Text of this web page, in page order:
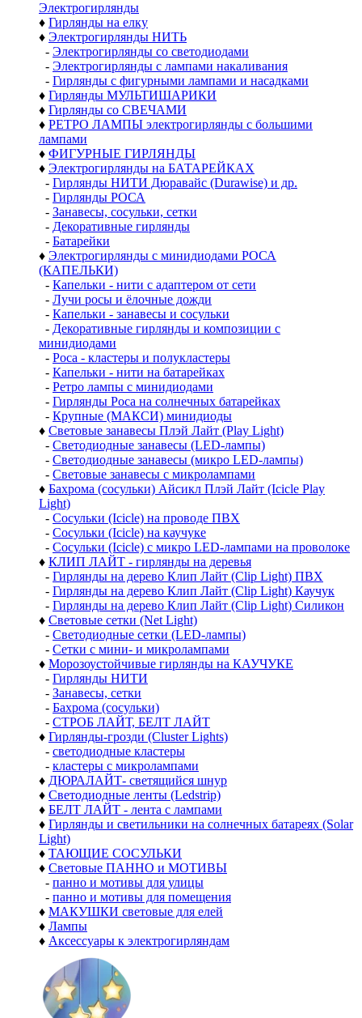
Электро­гирлянды
♦ Гирлянды на елку
♦ Электрогирлянды НИТЬ
- Электрогирлянды со светодиодами
- Электрогирлянды с лампами накаливания
- Гирлянды с фигурными лампами и насадками
♦ Гирлянды МУЛЬТИШАРИКИ
♦ Гирлянды со СВЕЧАМИ
♦ РЕТРО ЛАМПЫ электрогирлянды с большими
лампами
♦ ФИГУРНЫЕ ГИРЛЯНДЫ
♦ Электрогирлянды на БАТАРЕЙКАХ
- Гирлянды НИТИ Дюравайс (Durawise) и др.
- Гирлянды РОСА
- Занавесы, сосульки, сетки
- Декоративные гирлянды
- Батарейки
♦ Электрогирлянды с минидиодами РОСА
(КАПЕЛЬКИ)
- Капельки - нити с адаптером от сети
- Лучи росы и ёлочные дожди
- Капельки - занавесы и сосульки
- Декоративные гирлянды и композиции с
минидиодами
- Роса - кластеры и полукластеры
- Капельки - нити на батарейках
- Ретро лампы с минидиодами
- Гирлянды Роса на солнечных батарейках
- Крупные (МАКСИ) минидиоды
♦ Световые занавесы Плэй Лайт (Play Light)
- Светодиодные занавесы (LED-лампы)
- Светодиодные занавесы (микро LED-лампы)
- Световые занавесы с микролампами
♦ Бахрома (сосульки) Айсикл Плэй Лайт (Icicle Play
Light)
- Сосульки (Icicle) на проводе ПВХ
- Сосульки (Icicle) на каучуке
- Сосульки (Icicle) с микро LED-лампами на проволоке
♦ КЛИП ЛАЙТ - гирлянды на деревья
- Гирлянды на дерево Клип Лайт (Clip Light) ПВХ
- Гирлянды на дерево Клип Лайт (Clip Light) Каучук
- Гирлянды на дерево Клип Лайт (Clip Light) Силикон
♦ Световые сетки (Net Light)
- Светодиодные сетки (LED-лампы)
- Сетки с мини- и микролампами
♦ Морозоустойчивые гирлянды на КАУЧУКЕ
- Гирлянды НИТИ
- Занавесы, сетки
- Бахрома (сосульки)
- СТРОБ ЛАЙТ, БЕЛТ ЛАЙТ
♦ Гирлянды-грозди (Cluster Lights)
- светодиодные кластеры
- кластеры с микролампами
♦ ДЮРАЛАЙТ- светящийся шнур
♦ Светодиодные ленты (Ledstrip)
♦ БЕЛТ ЛАЙТ - лента с лампами
♦ Гирлянды и светильники на солнечных батареях (Solar
Light)
♦ ТАЮЩИЕ СОСУЛЬКИ
♦ Световые ПАННО и МОТИВЫ
- панно и мотивы для улицы
- панно и мотивы для помещения
♦ МАКУШКИ световые для елей
♦ Лампы
♦ Аксессуары к электрогирляндам